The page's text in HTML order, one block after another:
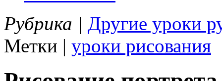
Рубрика | Другие уроки
Метки | уроки рисования